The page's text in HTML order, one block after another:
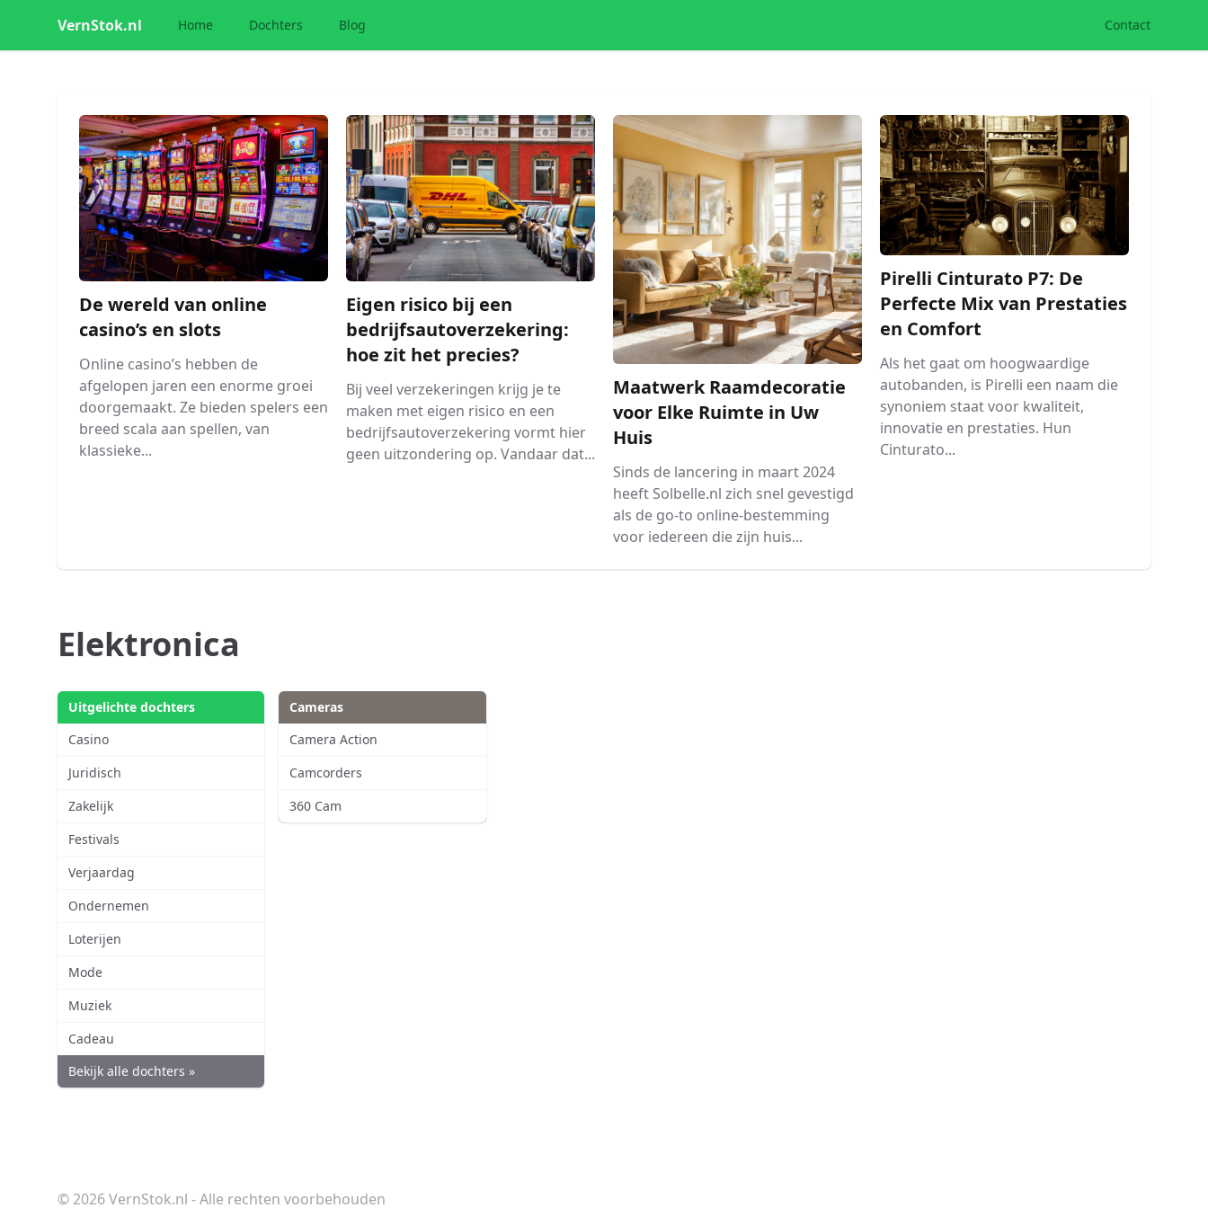
VernStok.nl Home Dochters Blog Contact
De wereld van online
casino’s en slots
Online casino’s hebben de
afgelopen jaren een enorme groei
doorgemaakt. Ze bieden spelers een
breed scala aan spellen, van
klassieke...
Eigen risico bij een
bedrijfsautoverzekering:
hoe zit het precies?
Bij veel verzekeringen krijg je te
maken met eigen risico en een
bedrijfsautoverzekering vormt hier
geen uitzondering op. Vandaar dat...
Maatwerk Raamdecoratie
voor Elke Ruimte in Uw
Huis
Sinds de lancering in maart 2024
heeft Solbelle.nl zich snel gevestigd
als de go-to online-bestemming
voor iedereen die zijn huis...
Pirelli Cinturato P7: De
Perfecte Mix van Prestaties
en Comfort
Als het gaat om hoogwaardige
autobanden, is Pirelli een naam die
synoniem staat voor kwaliteit,
innovatie en prestaties. Hun
Cinturato...
Elektronica
Uitgelichte dochters
Casino
Juridisch
Zakelijk
Festivals
Verjaardag
Ondernemen
Loterijen
Mode
Muziek
Cadeau
Bekijk alle dochters »
Cameras
Camera Action
Camcorders
360 Cam
© 2026 VernStok.nl - Alle rechten voorbehouden